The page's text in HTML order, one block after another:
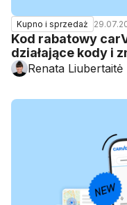
Kupno i sprzedaż
Kod rabatowy
działające kody i
Renata Liubertaitė